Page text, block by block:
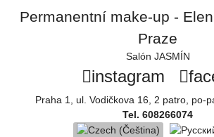
Permanentní make-up -
Praze
Salón JASMÍN
instagram
Praha 1, ul. Vodičkova 16, 2 patro, po-
Tel. 608266074